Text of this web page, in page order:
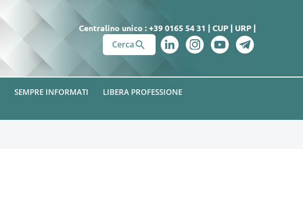
Centralino unico : +39 0165 54 31 | CUP | URP |
Cerca
SEMPRE INFORMATI
LIBERA PROFESSIONE